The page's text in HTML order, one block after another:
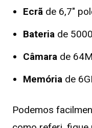
Ecrã de 6,7″
Bateria de
Câmara de
Memória de
Podemos